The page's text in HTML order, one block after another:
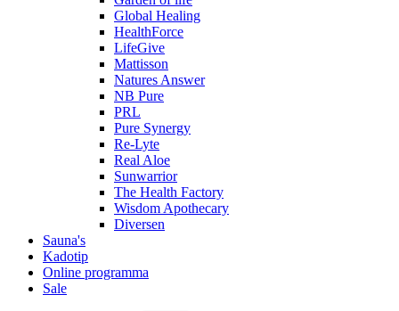
Global Healing
HealthForce
LifeGive
Mattisson
Natures Answer
NB Pure
PRL
Pure Synergy
Re-Lyte
Real Aloe
Sunwarrior
The Health Factory
Wisdom Apothecary
Diversen
Sauna's
Kadotip
Online programma
Sale